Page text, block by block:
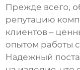
Прежде всего,
репутацию
клиентов –
опытом работы
Надежный